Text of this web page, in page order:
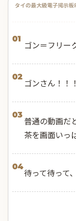
タイの最大級電子掲示
01
ゴン＝フリー
02
ゴンさん！！
03
普通の動画だ
茶を画面いっ
04
待って待って